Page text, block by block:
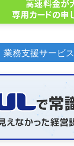
業務支援サービス